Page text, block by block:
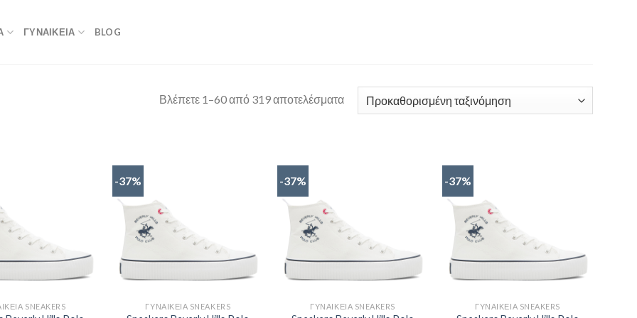
ΓΥΝΑΙΚΕΙΑ BLOG
Βλέπετε 1–60 από 319 αποτελέσματα
SNEAKERS
-37%
ΓΥΝΑΙΚΕΊΑ SNEAKERS
-37%
ΓΥΝΑΙΚΕΊΑ SNEAKERS
-37%
ΓΥΝΑΙΚΕΊΑ SNEAKERS